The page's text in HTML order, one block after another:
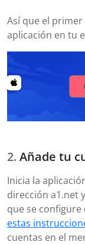
Así que el primer
aplicación en tu
Añade tu
Inicia la
dirección a1.net
que se configure
estas
cuentas en el